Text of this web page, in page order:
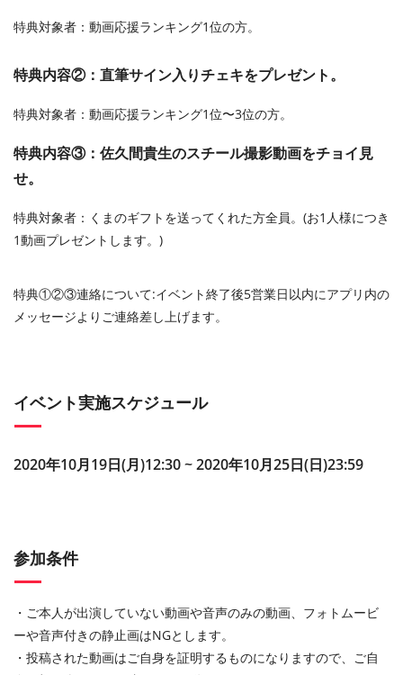
特典対象者：動画応援ランキング1位の方。
特典内容②：直筆サイン入りチェキをプレゼント。
特典対象者：動画応援ランキング1位〜3位の方。
特典内容③：佐久間貴生のスチール撮影動画をチョイ見
せ。
特典対象者：くまのギフトを送ってくれた方全員。(お1人様につき
1動画プレゼントします。)
特典①②③連絡について:イベント終了後5営業日以内にアプリ内の
メッセージよりご連絡差し上げます。
イベント実施スケジュール
2020年10月19日(月)12:30 ~ 2020年10月25日(日)23:59
参加条件
・ご本人が出演していない動画や音声のみの動画、フォトムービ
ーや音声付きの静止画はNGとします。
・投稿された動画はご自身を証明するものになりますので、ご自